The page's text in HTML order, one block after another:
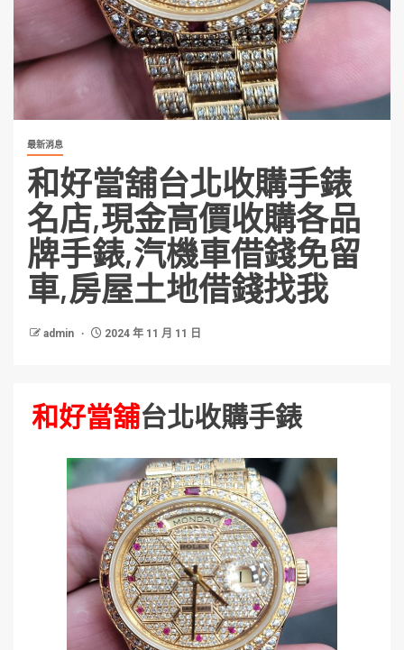
最新消息
和好當舖台北收購手錶
名店,現金高價收購各品
牌手錶,汽機車借錢免留
車,房屋土地借錢找我
admin 2024 年 11 月 11 日
和好當舖台北收購手錶